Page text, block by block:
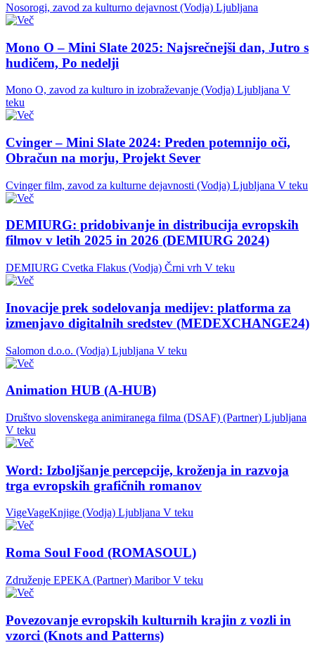
Nosorogi, zavod za kulturno dejavnost (Vodja) Ljubljana
Mono O – Mini Slate 2025: Najsrečnejši dan, Jutro s
hudičem, Po nedelji
Mono O, zavod za kulturo in izobraževanje (Vodja) Ljubljana V
teku
Cvinger – Mini Slate 2024: Preden potemnijo oči,
Obračun na morju, Projekt Sever
Cvinger film, zavod za kulturne dejavnosti (Vodja) Ljubljana V teku
DEMIURG: pridobivanje in distribucija evropskih
filmov v letih 2025 in 2026 (DEMIURG 2024)
DEMIURG Cvetka Flakus (Vodja) Črni vrh V teku
Inovacije prek sodelovanja medijev: platforma za
izmenjavo digitalnih sredstev (MEDEXCHANGE24)
Salomon d.o.o. (Vodja) Ljubljana V teku
Animation HUB (A-HUB)
Društvo slovenskega animiranega filma (DSAF) (Partner) Ljubljana
V teku
Word: Izboljšanje percepcije, kroženja in razvoja
trga evropskih grafičnih romanov
VigeVageKnjige (Vodja) Ljubljana V teku
Roma Soul Food (ROMASOUL)
Združenje EPEKA (Partner) Maribor V teku
Povezovanje evropskih kulturnih krajin z vozli in
vzorci (Knots and Patterns)